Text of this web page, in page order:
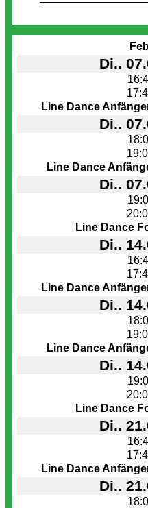
Di..
Line Dance
Di..
Line Dance
Di..
Line Dance
Di..
Line Dance
Di..
Line Dance
Di..
Line Dance
Di..
Line Dance
Di..